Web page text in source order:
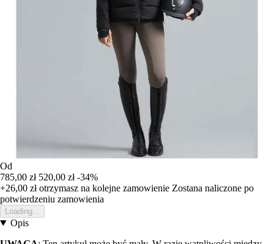
Od
785,00 zł 520,00 zł -34%
+26,00 złotrzymasz na kolejne zamowienie Zostana naliczone po
potwierdzeniu zamowienia
Loading...
Opis